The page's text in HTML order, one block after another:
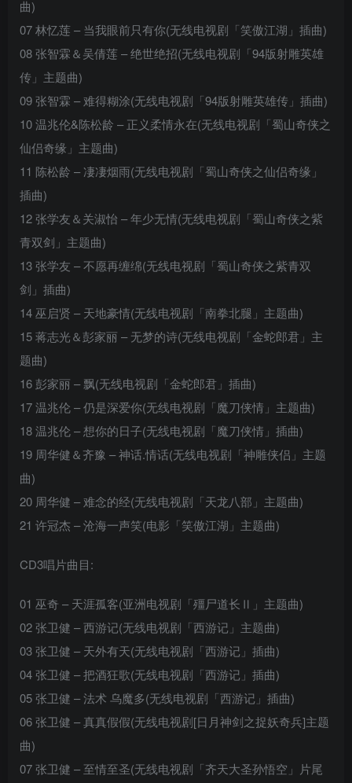
曲)
07 林忆莲 – 当我眼前只有你(无线电视剧「笑傲江湖」插曲)
08 张智霖＆吴倩莲 – 绝世绝招(无线电视剧「94版射雕英雄
传」主题曲)
09 张智霖 – 难得糊涂(无线电视剧「94版射雕英雄传」插曲)
10 温兆伦&陈松龄 – 正义柔情永在(无线电视剧「蜀山奇侠之
仙侣奇缘」主题曲)
11 陈松龄 – 凄凄烟雨(无线电视剧「蜀山奇侠之仙侣奇缘」
插曲)
12 张学友＆关淑怡 – 年少无情(无线电视剧「蜀山奇侠之紫
青双剑」主题曲)
13 张学友 – 不愿再缠绵(无线电视剧「蜀山奇侠之紫青双
剑」插曲)
14 巫启贤 – 天地豪情(无线电视剧「南拳北腿」主题曲)
15 蒋志光＆彭家丽 – 无梦的诗(无线电视剧「金蛇郎君」主
题曲)
16 彭家丽 – 飘(无线电视剧「金蛇郎君」插曲)
17 温兆伦 – 仍是深爱你(无线电视剧「魔刀侠情」主题曲)
18 温兆伦 – 想你的日子(无线电视剧「魔刀侠情」插曲)
19 周华健＆齐豫 – 神话.情话(无线电视剧「神雕侠侣」主题
曲)
20 周华健 – 难念的经(无线电视剧「天龙八部」主题曲)
21 许冠杰 – 沧海一声笑(电影「笑傲江湖」主题曲)
CD3唱片曲目:
01 巫奇 – 天涯孤客(亚洲电视剧「殭尸道长Ⅱ」主题曲)
02 张卫健 – 西游记(无线电视剧「西游记」主题曲)
03 张卫健 – 天外有天(无线电视剧「西游记」插曲)
04 张卫健 – 把酒狂歌(无线电视剧「西游记」插曲)
05 张卫健 – 法术 乌魔多(无线电视剧「西游记」插曲)
06 张卫健 – 真真假假(无线电视剧[日月神剑之捉妖奇兵]主题
曲)
07 张卫健 – 至情至圣(无线电视剧「齐天大圣孙悟空」片尾